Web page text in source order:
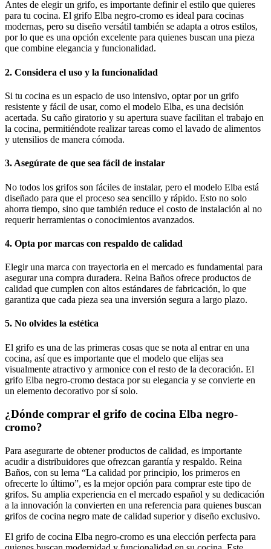
Antes de elegir un grifo, es importante definir el estilo que quieres
para tu cocina. El grifo Elba negro-cromo es ideal para cocinas
modernas, pero su diseño versátil también se adapta a otros estilos,
por lo que es una opción excelente para quienes buscan una pieza
que combine elegancia y funcionalidad.
2. Considera el uso y la funcionalidad
Si tu cocina es un espacio de uso intensivo, optar por un grifo
resistente y fácil de usar, como el modelo Elba, es una decisión
acertada. Su caño giratorio y su apertura suave facilitan el trabajo en
la cocina, permitiéndote realizar tareas como el lavado de alimentos
y utensilios de manera cómoda.
3. Asegúrate de que sea fácil de instalar
No todos los grifos son fáciles de instalar, pero el modelo Elba está
diseñado para que el proceso sea sencillo y rápido. Esto no solo
ahorra tiempo, sino que también reduce el costo de instalación al no
requerir herramientas o conocimientos avanzados.
4. Opta por marcas con respaldo de calidad
Elegir una marca con trayectoria en el mercado es fundamental para
asegurar una compra duradera. Reina Baños ofrece productos de
calidad que cumplen con altos estándares de fabricación, lo que
garantiza que cada pieza sea una inversión segura a largo plazo.
5. No olvides la estética
El grifo es una de las primeras cosas que se nota al entrar en una
cocina, así que es importante que el modelo que elijas sea
visualmente atractivo y armonice con el resto de la decoración. El
grifo Elba negro-cromo destaca por su elegancia y se convierte en
un elemento decorativo por sí solo.
¿Dónde comprar el grifo de cocina Elba negro-
cromo?
Para asegurarte de obtener productos de calidad, es importante
acudir a distribuidores que ofrezcan garantía y respaldo. Reina
Baños, con su lema “La calidad por principio, los primeros en
ofrecerte lo último”, es la mejor opción para comprar este tipo de
grifos. Su amplia experiencia en el mercado español y su dedicación
a la innovación la convierten en una referencia para quienes buscan
grifos de cocina negro mate de calidad superior y diseño exclusivo.
El grifo de cocina Elba negro-cromo es una elección perfecta para